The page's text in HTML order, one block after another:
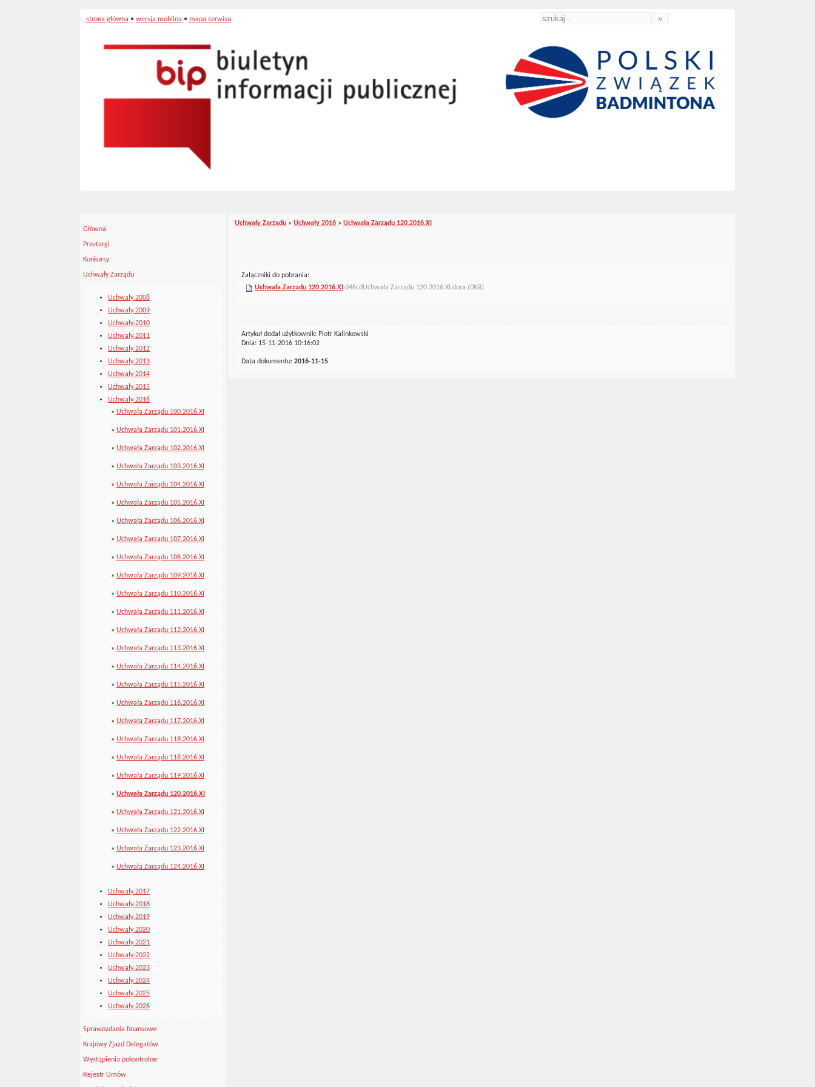
strona główna • wersja mobilna • mapa serwisu
Główna
Przetargi
Konkursy
Uchwały Zarządu
Uchwały 2008
Uchwały 2009
Uchwały 2010
Uchwały 2011
Uchwały 2012
Uchwały 2013
Uchwały 2014
Uchwały 2015
Uchwały 2016
» Uchwała Zarządu 100.2016.XI
» Uchwała Zarządu 101.2016.XI
» Uchwała Zarządu 102.2016.XI
» Uchwała Zarządu 103.2016.XI
» Uchwała Zarządu 104.2016.XI
» Uchwała Zarządu 105.2016.XI
» Uchwała Zarządu 106.2016.XI
» Uchwała Zarządu 107.2016.XI
» Uchwała Zarządu 108.2016.XI
» Uchwała Zarządu 109.2016.XI
» Uchwała Zarządu 110.2016.XI
» Uchwała Zarządu 111.2016.XI
» Uchwała Zarządu 112.2016.XI
» Uchwała Zarządu 113.2016.XI
» Uchwała Zarządu 114.2016.XI
» Uchwała Zarządu 115.2016.XI
» Uchwała Zarządu 116.2016.XI
» Uchwała Zarządu 117.2016.XI
» Uchwała Zarządu 118.2016.XI
» Uchwała Zarządu 118.2016.XI
» Uchwała Zarządu 119.2016.XI
» Uchwała Zarządu 120.2016.XI
» Uchwała Zarządu 121.2016.XI
» Uchwała Zarządu 122.2016.XI
» Uchwała Zarządu 123.2016.XI
» Uchwała Zarządu 124.2016.XI
Uchwały 2017
Uchwały 2018
Uchwały 2019
Uchwały 2020
Uchwały 2021
Uchwały 2022
Uchwały 2023
Uchwały 2024
Uchwały 2025
Uchwały 2026
Sprawozdania finansowe
Krajowy Zjazd Delegatów
Wystąpienia pokontrolne
Rejestr Umów
Uchwały Zarządu » Uchwały 2016 » Uchwała Zarządu 120.2016.XI
Załączniki do pobrania:
Uchwała Zarządu 120.2016.XI d46cdUchwała Zarządu 120.2016.XI.docx (0KB)
Artykuł dodał użytkownik: Piotr Kalinkowski
Dnia: 15-11-2016 10:16:02
Data dokumentu: 2016-11-15